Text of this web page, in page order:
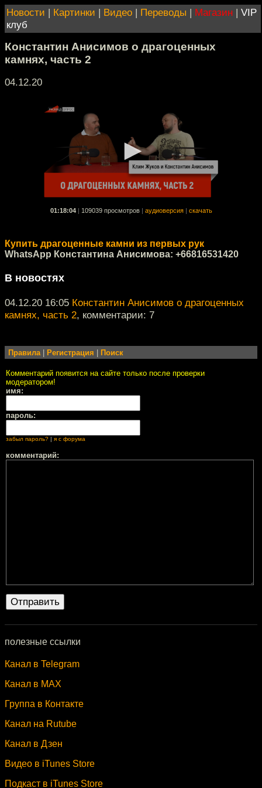
Новости | Картинки | Видео | Переводы | Магазин | VIP
клуб
Константин Анисимов о драгоценных
камнях, часть 2
04.12.20
01:18:04 109039 просмотров аудиоверсия скачать
Купить драгоценные камни из первых рук
WhatsApp Константина Анисимова: +66816531420
В новостях
04.12.20 16:05 Константин Анисимов о драгоценных
камнях, часть 2, комментарии: 7
Правила| Регистрация Поиск
Комментарий появится на сайте только после проверки
модератором!
имя:
пароль:
забыл пароль? я с форума
комментарий:
полезные ссылки
Канал в Telegram
Канал в MAX
Группа в Контакте
Канал на Rutube
Канал в Дзен
Видео в iTunes Store
Подкаст в iTunes Store